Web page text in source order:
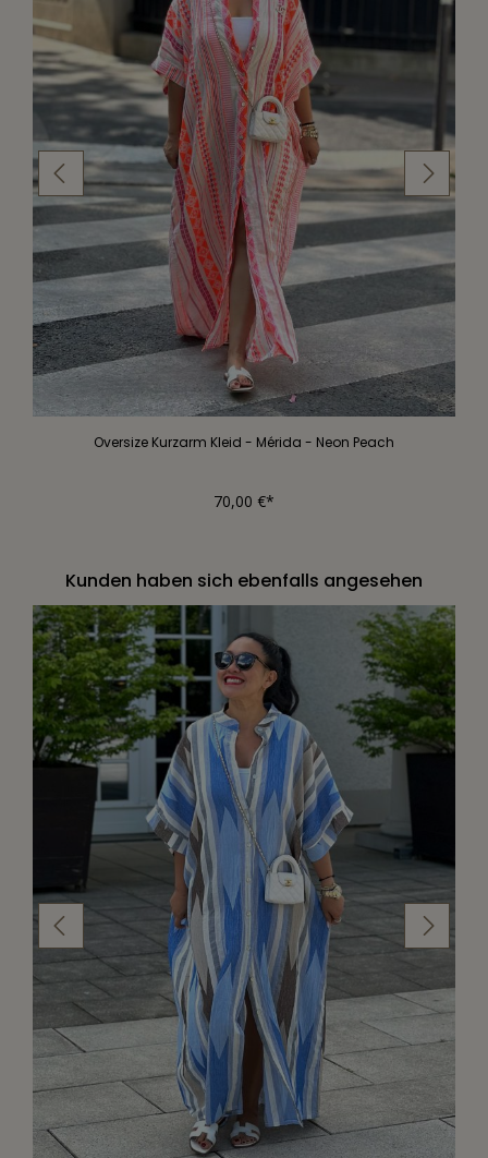
Oversize Kurzarm Kleid - Mérida - Neon Peach
70,00 €*
Kunden haben sich ebenfalls angesehen